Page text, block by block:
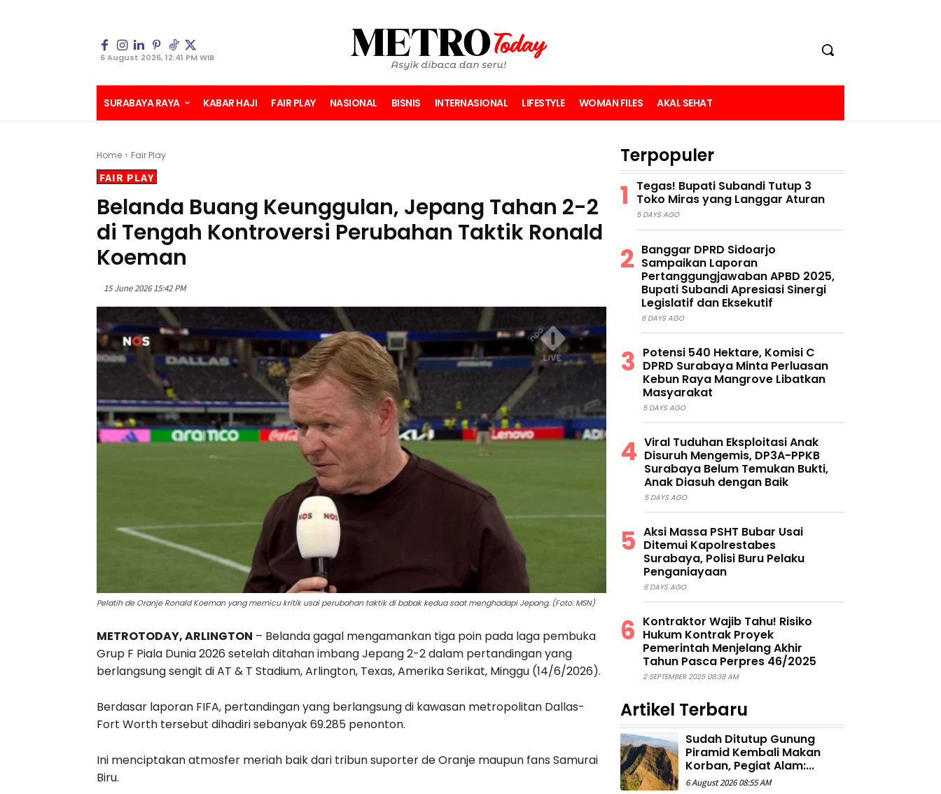
6 August 2026, 12:41 PM WIB
SURABAYA RAYA KABAR HAJI FAIR PLAY NASIONAL BISNIS INTERNASIONAL LIFESTYLE WOMAN FILES AKAL SEHAT
Home Fair Play
FAIR PLAY
Belanda Buang Keunggulan, Jepang Tahan 2-2
di Tengah Kontroversi Perubahan Taktik Ronald
Koeman
15 June 2026 15:42 PM
Pelatih de Oranje Ronald Koeman yang memicu kritik usai perubahan taktik di babak kedua saat menghadapi Jepang. (Foto: MSN)
METROTODAY, ARLINGTON – Belanda gagal mengamankan tiga poin pada laga pembuka
Grup F Piala Dunia 2026 setelah ditahan imbang Jepang 2-2 dalam pertandingan yang
berlangsung sengit di AT & T Stadium, Arlington, Texas, Amerika Serikat, Minggu (14/6/2026).
Berdasar laporan FIFA, pertandingan yang berlangsung di kawasan metropolitan Dallas-
Fort Worth tersebut dihadiri sebanyak 69.285 penonton.
Ini menciptakan atmosfer meriah baik dari tribun suporter de Oranje maupun fans Samurai
Biru.
Terpopuler
Tegas! Bupati Subandi Tutup 3
Toko Miras yang Langgar Aturan
5 DAYS AGO
Banggar DPRD Sidoarjo
Sampaikan Laporan
Pertanggungjawaban APBD 2025,
Bupati Subandi Apresiasi Sinergi
Legislatif dan Eksekutif
6 DAYS AGO
Potensi 540 Hektare, Komisi C
DPRD Surabaya Minta Perluasan
Kebun Raya Mangrove Libatkan
Masyarakat
5 DAYS AGO
Viral Tuduhan Eksploitasi Anak
Disuruh Mengemis, DP3A-PPKB
Surabaya Belum Temukan Bukti,
Anak Diasuh dengan Baik
5 DAYS AGO
Aksi Massa PSHT Bubar Usai
Ditemui Kapolrestabes
Surabaya, Polisi Buru Pelaku
Penganiayaan
6 DAYS AGO
Kontraktor Wajib Tahu! Risiko
Hukum Kontrak Proyek
Pemerintah Menjelang Akhir
Tahun Pasca Perpres 46/2025
2 SEPTEMBER 2025 08:38 AM
Artikel Terbaru
Sudah Ditutup Gunung
Piramid Kembali Makan
Korban, Pegiat Alam:...
6 August 2026 08:55 AM